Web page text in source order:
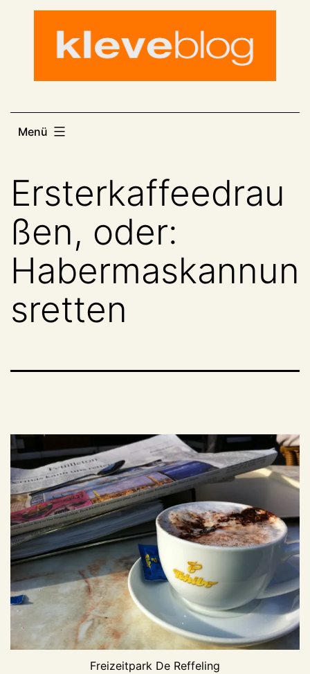
Menü
Ersterkaffeedrau
ßen, oder:
Habermaskannun
sretten
Freizeitpark De Reffeling